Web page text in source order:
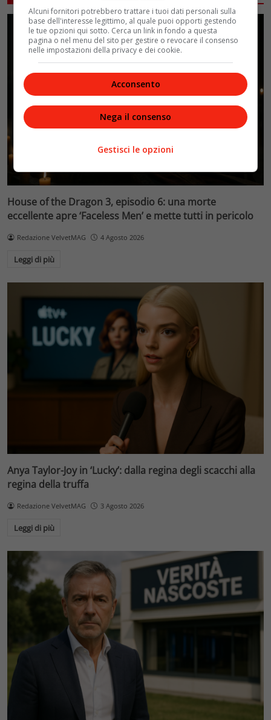
House of the Dragon 3, episodio 6: una morte
eccellente apre ‘Faceless Men’ e mette tutti in pericolo
Redazione VelvetMAG 4 Agosto 2026
Leggi di più
Anya Taylor-Joy in ‘Lucky’: dalla regina degli scacchi alla
regina della truffa
Redazione VelvetMAG 3 Agosto 2026
Leggi di più
Alcuni fornitori potrebbero trattare i tuoi dati personali sulla
base dell'interesse legittimo, al quale puoi opporti gestendo
le tue opzioni qui sotto. Cerca un link in fondo a questa
pagina o nel menu del sito per gestire o revocare il consenso
nelle impostazioni della privacy e dei cookie.
Acconsento
Nega il consenso
Gestisci le opzioni